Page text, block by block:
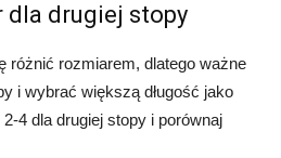
dla drugiej stopy
różnić rozmiarem, dlatego ważne
i wybrać większą długość jako
4 dla drugiej stopy i porównaj